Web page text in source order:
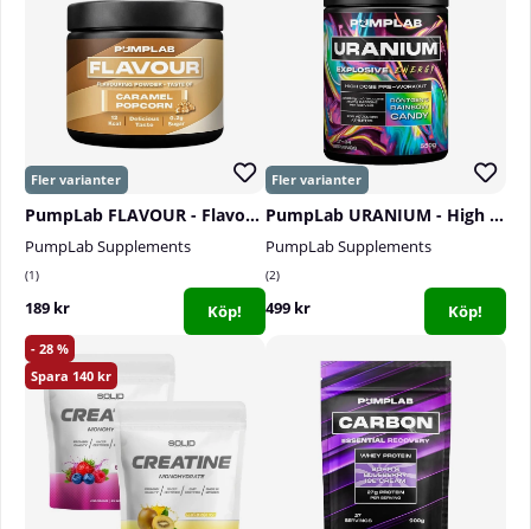
PumpLab FLAVOUR - Flavouring Powder, 60 serv.
PumpLab Supplements
1
189 kr Köp!
PumpLab URANIUM - High Dose PWO, 550 g
PumpLab Supplements
2
499 kr Köp!
28
140